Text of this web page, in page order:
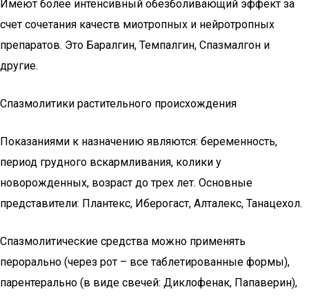
Имеют более интенсивный обезболивающий эффект за
счет сочетания качеств миотропных и нейротропных
препаратов. Это Баралгин, Темпалгин, Спазмалгон и
другие.
Спазмолитики растительного происхождения
Показаниями к назначению являются: беременность,
период грудного вскармливания, колики у
новорожденных, возраст до трех лет. Основные
представители: Плантекс, Иберогаст, Алталекс, Танацехол.
Спазмолитические средства можно применять
перорально (через рот – все таблетированные формы),
парентерально (в виде свечей: Диклофенак, Папаверин),